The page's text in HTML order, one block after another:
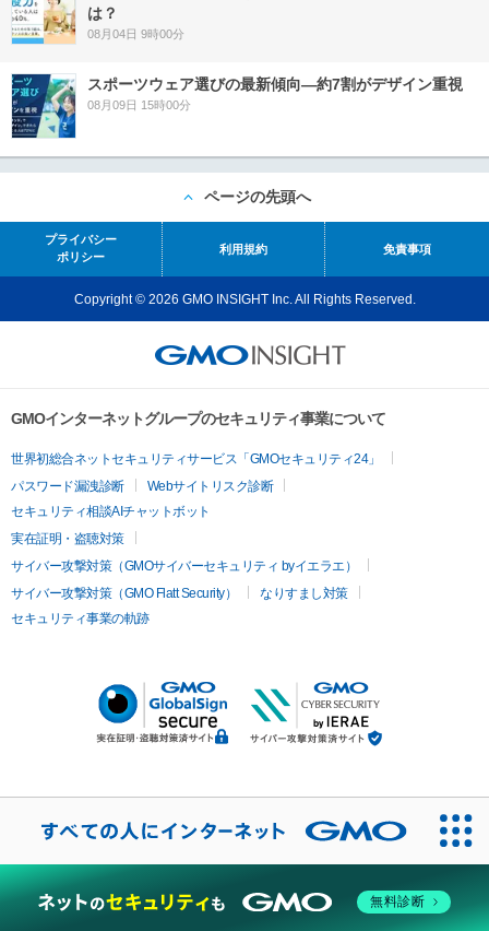
は？
08月04日 9時00分
スポーツウェア選びの最新傾向―約7割がデザイン重視
08月09日 15時00分
ページの先頭へ
プライバシー
ポリシー
利用規約 免責事項
Copyright © 2026 GMO INSIGHT Inc. All Rights Reserved.
GMOインターネットグループのセキュリティ事業について
世界初総合ネットセキュリティサービス「GMOセキュリティ24」
パスワード漏洩診断
Webサイトリスク診断
セキュリティ相談AIチャットボット
実在証明・盗聴対策
サイバー攻撃対策（GMOサイバーセキュリティ byイエラエ）
サイバー攻撃対策（GMO Flatt Security）
なりすまし対策
セキュリティ事業の軌跡
無料診断